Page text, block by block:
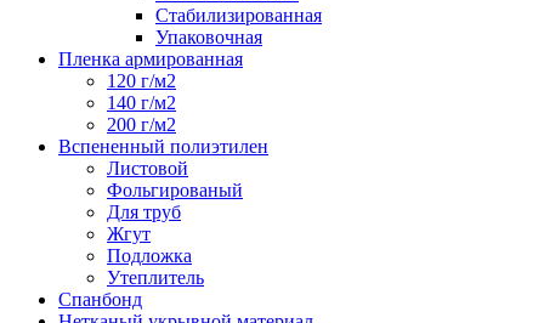
Стабилизированная
Упаковочная
Пленка армированная
120 г/м2
140 г/м2
200 г/м2
Вспененный полиэтилен
Листовой
Фольгированый
Для труб
Жгут
Подложка
Утеплитель
Спанбонд